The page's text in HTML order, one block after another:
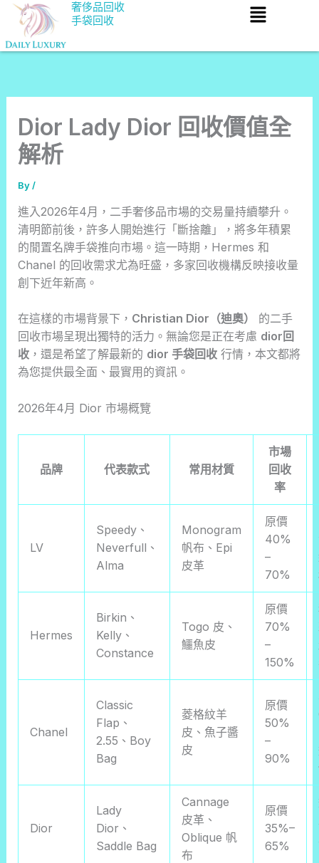
Skip
content
奢侈品回收
手袋回收
Menu
Dior Lady Dior 回收價值全
解析
By/
進入2026年4月，二手奢侈品市場的交易量持續攀升。
清明節前後，許多人開始進行「斷捨離」，將多年積累
的閒置名牌手袋推向市場。這一時期，Hermes 和
Chanel 的回收需求尤為旺盛，多家回收機構反映接收量
創下近年新高。
在這樣的市場背景下， Christian Dior（迪奧）
的二手
回收市場呈現出獨特的活力。無論您是正在考慮 dior回
收，還是希望了解最新的 dior 手袋回收行情，本文都將
為您提供最全面、最實用的資訊。
2026年4月 Dior 市場概覽
品牌 代表款式 常用材質
市場
回收
率
LV
Speedy、
Neverfull、
Alma
Monogram
帆布、Epi
皮革
原價
40%
–
70%
Hermes
Birkin、
Kelly、
Constance
Togo 皮、
鱷魚皮
原價
70%
–
150%
Chanel
Classic
Flap、
2.55、Boy
Bag
菱格紋羊
皮、魚子醬
皮
原價
50%
–
90%
Dior
Lady
Dior、
Saddle Bag
Cannage
皮革、
Oblique 帆
布
原價
35%–
65%